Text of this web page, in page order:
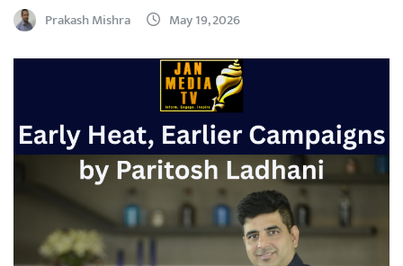
Prakash Mishra May 19, 2026